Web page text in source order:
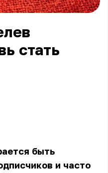
стать
быть
и часто